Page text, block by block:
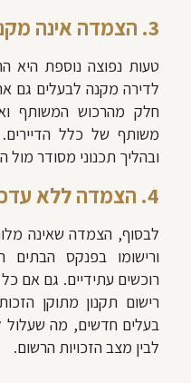
3. הצמדה אינה מקנה אחוזי בניה
טעות נפוצה נוספת היא
לדירה מקנה לבעלים גם את
חלק מהרכוש המשותף
משותף של כלל
ובהליך תכנוני מסודר מול
4. הצמדה ללא עדכון תקנון בית משותף
לבסוף, הצמדה שאינה
ורישומו בפנקס
רוכשים עתידיים. גם אם
רישום תקנון מתוקן
בעלים חדשים, מה שעלול
לבין מצב הזכויות הרשום.